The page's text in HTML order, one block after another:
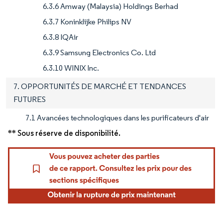
6.3.6 Amway (Malaysia) Holdings Berhad
6.3.7 Koninklijke Philips NV
6.3.8 IQAir
6.3.9 Samsung Electronics Co. Ltd
6.3.10 WINIX Inc.
7. OPPORTUNITÉS DE MARCHÉ ET TENDANCES
FUTURES
7.1 Avancées technologiques dans les purificateurs d'air
** Sous réserve de disponibilité.